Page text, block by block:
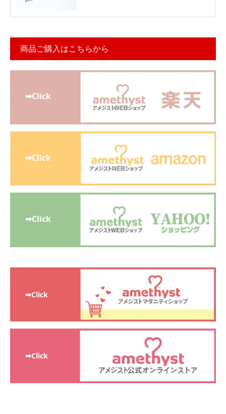
商品ご購入はこちらから
➡Click
➡Click
➡Click
➡Click
➡Click